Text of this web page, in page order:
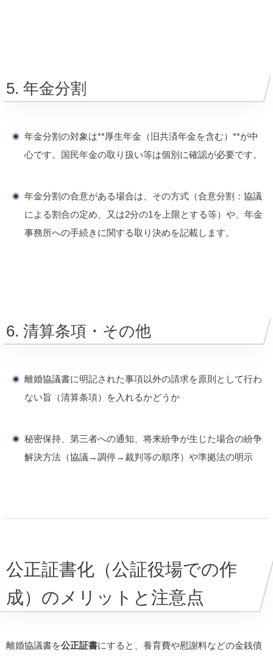
5. 年金分割
年金分割の対象は**厚生年金（旧共済年金を含む）**が中
心です。国民年金の取り扱い等は個別に確認が必要です。
年金分割の合意がある場合は、その方式（合意分割：協議
による割合の定め、又は2分の1を上限とする等）や、年金
事務所への手続きに関する取り決めを記載します。
6. 清算条項・その他
離婚協議書に明記された事項以外の請求を原則として行わ
ない旨（清算条項）を入れるかどうか
秘密保持、第三者への通知、将来紛争が生じた場合の紛争
解決方法（協議→調停→裁判等の順序）や準拠法の明示
公正証書化（公証役場での作
成）のメリットと注意点
離婚協議書を公正証書にすると、養育費や慰謝料などの金銭債